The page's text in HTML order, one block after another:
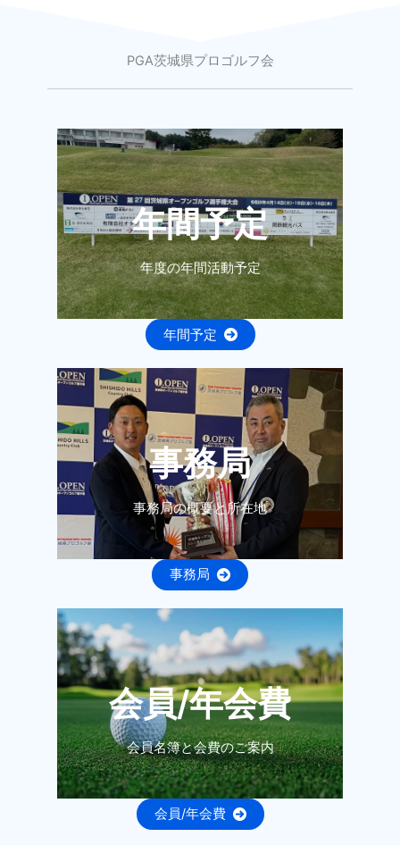
PGA茨城県プロゴルフ会
年間予定
年度の年間活動予定
年間予定
事務局
事務局の概要と所在地
事務局
会員/年会費
会員名簿と会費のご案内
会員/年会費